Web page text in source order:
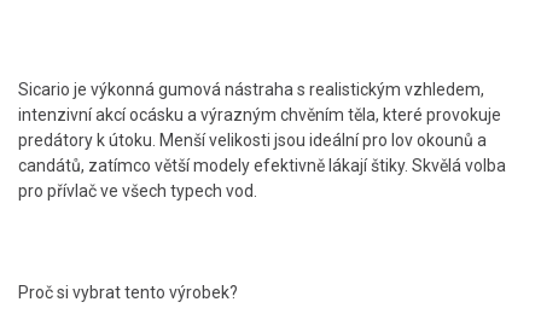
Sicario je výkonná gumová nástraha s realistickým vzhledem,
intenzivní akcí ocásku a výrazným chvěním těla, které provokuje
predátory k útoku. Menší velikosti jsou ideální pro lov okounů a
candátů, zatímco větší modely efektivně lákají štiky. Skvělá volba
pro přívlač ve všech typech vod.
Proč si vybrat tento výrobek?